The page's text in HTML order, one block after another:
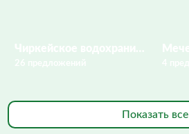
Показать все